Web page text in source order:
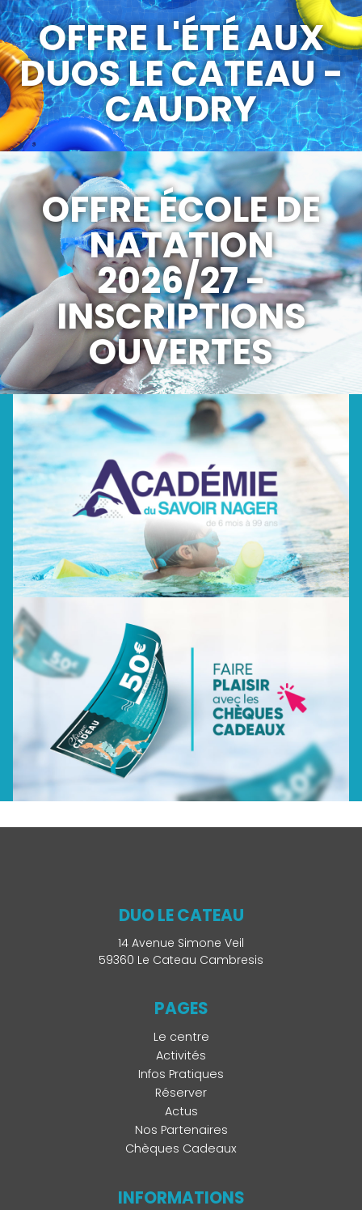
OFFRE L'ÉTÉ AUX
DUOS LE CATEAU -
CAUDRY
OFFRE ÉCOLE DE
NATATION
2026/27 -
INSCRIPTIONS
OUVERTES
DUO LE CATEAU
14 Avenue Simone Veil
59360 Le Cateau Cambresis
PAGES
Le centre
Activités
Infos Pratiques
Réserver
Actus
Nos Partenaires
Chèques Cadeaux
INFORMATIONS